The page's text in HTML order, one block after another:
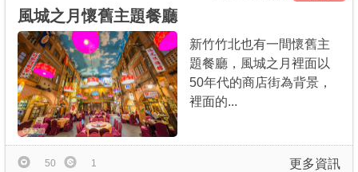
風城之月懷舊主題餐廳
新竹竹北也有一間懷舊主
題餐廳，風城之月裡面以
50年代的商店街為背景，
裡面的...
更多資訊
50 1